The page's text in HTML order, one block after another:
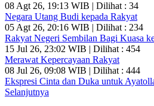
08 Agt 26, 19:13 WIB | Dilihat : 34
Negara Utang Budi kepada Rakyat
05 Agt 26, 20:16 WIB | Dilihat : 234
Rakyat Negeri Sembilan Bagi Kuasa
15 Jul 26, 23:02 WIB | Dilihat : 454
Merawat Kepercayaan Rakyat
08 Jul 26, 09:08 WIB | Dilihat : 444
Ekspresi Cinta dan Duka untuk
Selanjutnya